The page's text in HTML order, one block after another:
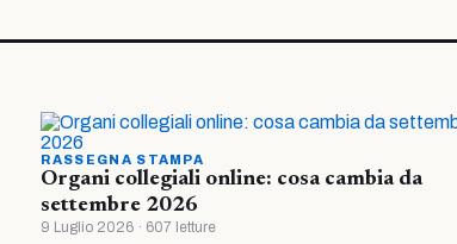
RASSEGNA STAMPA
Organi collegiali online: cosa cambia da
settembre 2026
9 Luglio 2026 · 607 letture